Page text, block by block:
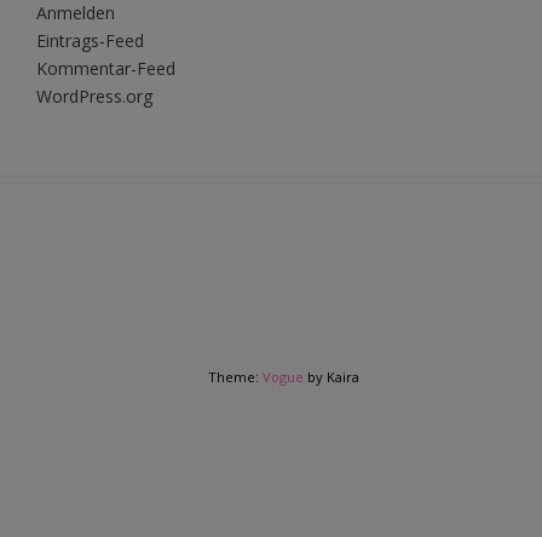
Anmelden
Eintrags-Feed
Kommentar-Feed
WordPress.org
Theme: Vogue by Kaira